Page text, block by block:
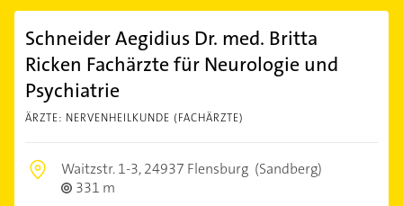
Schneider Aegidius Dr. med. Britta
Ricken Fachärzte für Neurologie und
Psychiatrie
ÄRZTE: NERVENHEILKUNDE (FACHÄRZTE)
Waitzstr. 1-3,24937 Flensburg (Sandberg)
331 m